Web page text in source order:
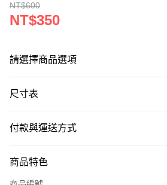
NT$600
NT$350
請選擇商品選項
尺寸表
付款與運送方式
信用卡一次付款
商品特色